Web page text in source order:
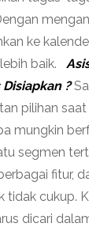
ke
baik.
?
pilihan
mungkin
segmen
fitur,
tidak cukup.
dicari